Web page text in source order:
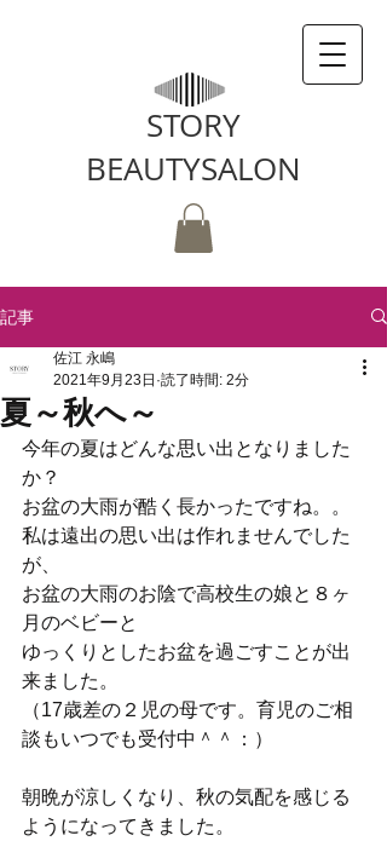
STORY
BEAUTYSALON
記事
夏～秋へ～
佐江 永嶋
2021年9月23日 読了時間: 2分
今年の夏はどんな思い出となりました
か？
お盆の大雨が酷く長かったですね。。
私は遠出の思い出は作れませんでした
が、
お盆の大雨のお陰で高校生の娘と８ヶ
月のベビーと
ゆっくりとしたお盆を過ごすことが出
来ました。
（17歳差の２児の母です。育児のご相
談もいつでも受付中＾＾：）
朝晩が涼しくなり、秋の気配を感じる
ようになってきました。